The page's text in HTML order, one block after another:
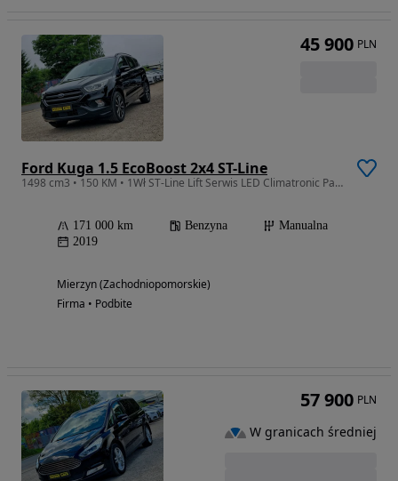
Ford Kuga 1.5 EcoBoost 2x4 ST-Line
1498 cm3 • 150 KM • 1Wł ST-Line Lift Serwis LED Climatronic Parktronic Tempomat Gwarancja!
171 000 km Benzyna
Manualna
2019
Mierzyn (Zachodniopomorskie)
Firma • Podbite
45 900 PLN
57 900 PLN
W granicach średniej